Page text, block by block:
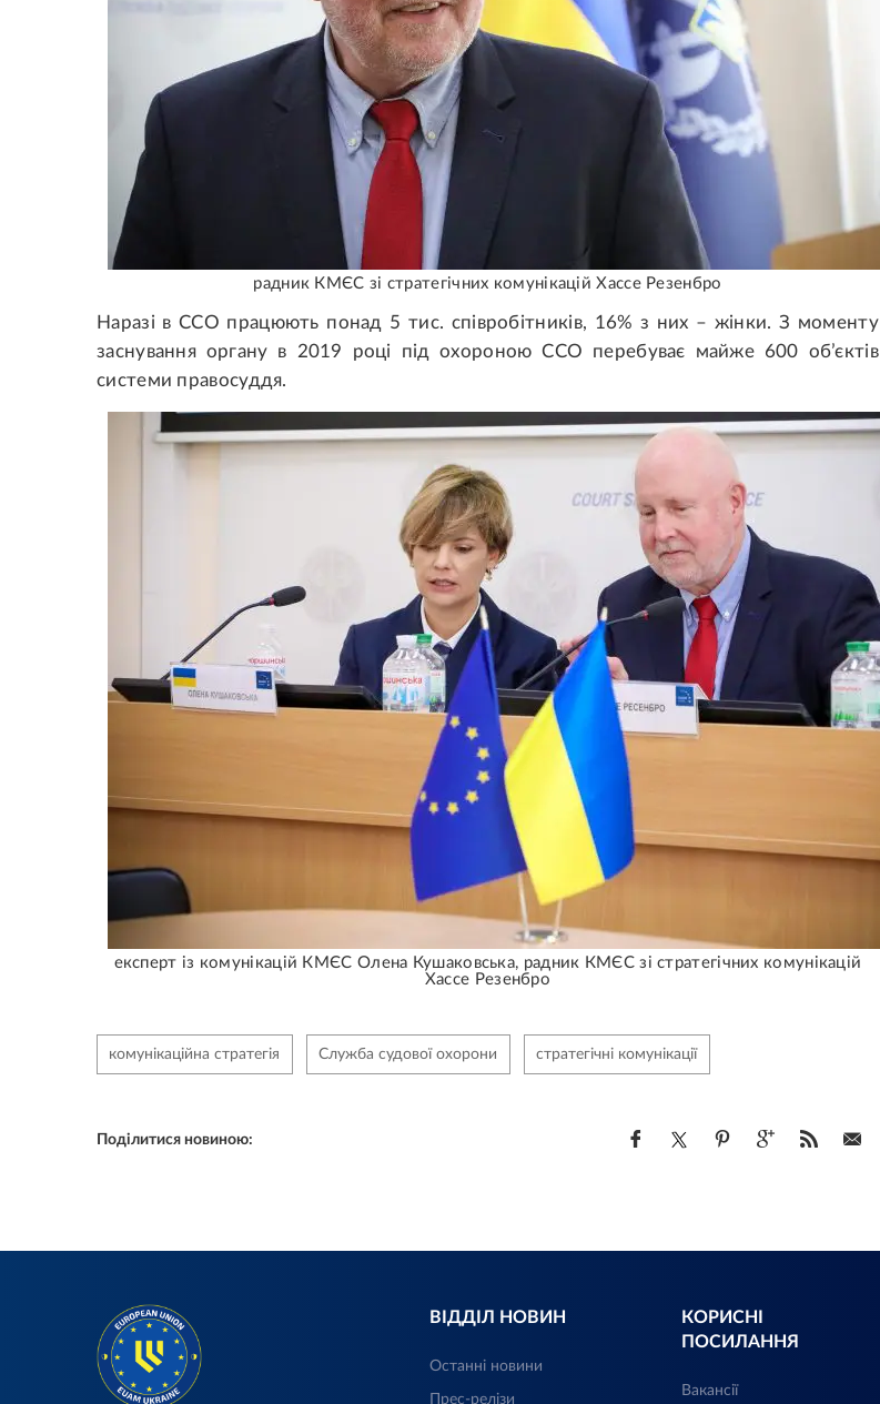
радник КМЄС зі стратегічних комунікацій Хассе Резенбро
Наразі в ССО працюють понад 5 тис. співробітників, 16% з них – жінки. З моменту
заснування органу в 2019 році під охороною ССО перебуває майже 600 об’єктів
системи правосуддя.
експерт із комунікацій КМЄС Олена Кушаковська, радник КМЄС зі стратегічних комунікацій
Хассе Резенбро
комунікаційна стратегія Служба судової охорони стратегічні комунікації
Поділитися новиною:
ВІДДІЛ НОВИН
Останні новини
Прес-релізи
КОРИСНІ
ПОСИЛАННЯ
Вакансії